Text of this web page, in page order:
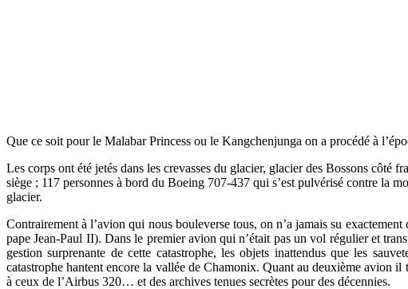
Que ce soit pour le Malabar Princess ou le Kangchenjunga on a procédé à
Les corps ont été jetés dans les crevasses du glacier, glacier des Bossons
siège ; 117 personnes à bord du Boeing 707-437 qui s’est pulvérisé contre la
glacier.
Contrairement à l’avion qui nous bouleverse tous, on n’a jamais su
pape Jean-Paul II). Dans le premier avion qui n’était pas un vol régulier et
gestion surprenante de cette catastrophe, les objets inattendus que les
catastrophe hantent encore la vallée de Chamonix. Quant au deuxième avion
à ceux de l’Airbus 320… et des archives tenues secrètes pour des décennies.